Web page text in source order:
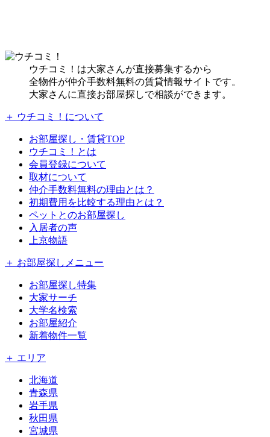
ウチコミ！は大家さんが直接募集するから
全物件が仲介手数料無料の賃貸情報サイトです。
大家さんに直接お部屋探しで相談ができます。
＋ ウチコミ！について
お部屋探し・賃貸TOP
ウチコミ！とは
会員登録について
取材について
仲介手数料無料の理由とは？
初期費用を比較する理由とは？
ペットとのお部屋探し
入居者の声
上京物語
＋ お部屋探しメニュー
お部屋探し特集
大家サーチ
大学名検索
お部屋紹介
新着物件一覧
＋ エリア
北海道
青森県
岩手県
秋田県
宮城県